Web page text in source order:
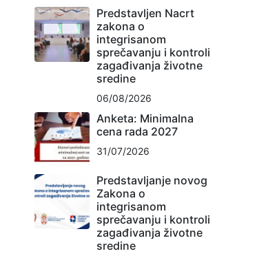
Predstavljen Nacrt
zakona o
integrisanom
sprečavanju i kontroli
zagađivanja životne
sredine
06/08/2026
Anketa: Minimalna
cena rada 2027
31/07/2026
Predstavljanje novog
Zakona o
integrisanom
sprečavanju i kontroli
zagađivanja životne
sredine